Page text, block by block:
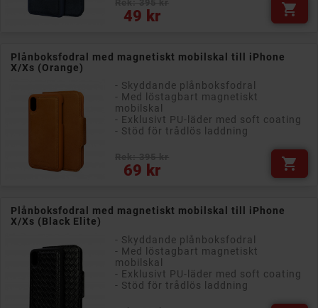
49 kr
Pris 
Plånboksfodral med magnetiskt mobilskal till iPhone
X/Xs (Orange)
- Skyddande plånboksfodral
- Med löstagbart magnetiskt
mobilskal
- Exklusivt PU-läder med soft coating
- Stöd för trådlös laddning
69 kr
Pris 
Plånboksfodral med magnetiskt mobilskal till iPhone
X/Xs (Black Elite)
- Skyddande plånboksfodral
- Med löstagbart magnetiskt
mobilskal
- Exklusivt PU-läder med soft coating
- Stöd för trådlös laddning